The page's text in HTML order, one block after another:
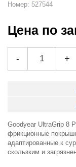
Номер: 527544
Цена по
- +
Goodyear UltraGrip 8
фрикционные
адаптированные к
скользким и